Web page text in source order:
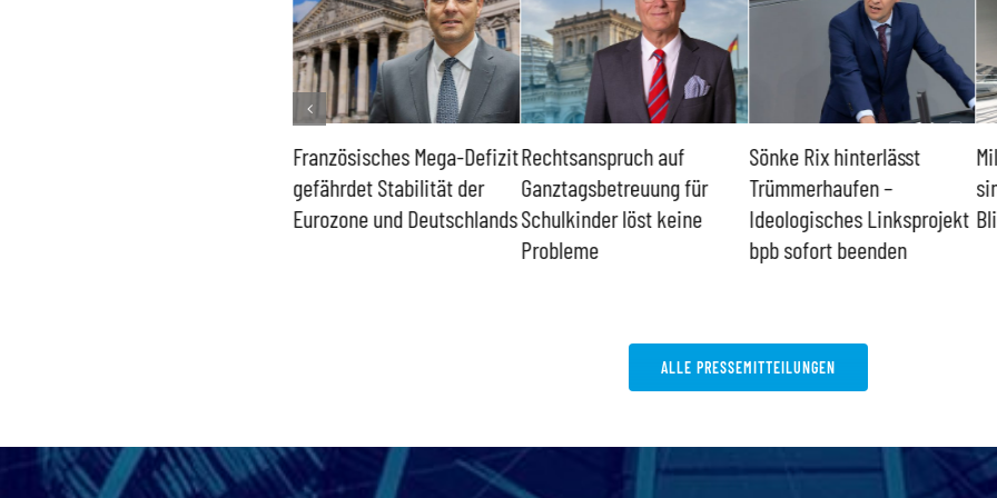
Französisches Mega-Defizit
gefährdet Stabilität der
Eurozone und Deutschlands
Rechtsanspruch auf
Ganztagsbetreuung für
Schulkinder löst keine
Probleme
Sönke Rix hinterlässt
Trümmerhaufen –
Ideologisches Linksprojekt
bpb sofort beenden
ALLE PRESSEMITTEILUNGEN